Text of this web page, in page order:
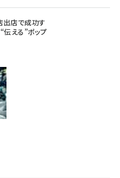
店で成功す
伝える”ポップ